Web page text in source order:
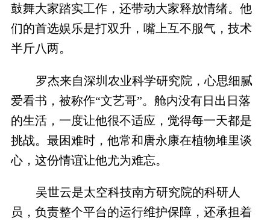
鼓舞大家踏实工作，还带动大家释放情绪。他
们的首选娱乐是打双升，嘴上互不服气，技术
半斤八两。
罗杰来自深圳农业科学研究院，心思细腻
爱看书，被称作“文艺哥”。舱内没有日出日落
的生活，一度让他很不适应，觉得每一天都是
挑战。最困难时，他常和唐永康在植物堆里谈
心，这份情谊让他尤为难忘。
吴世云是太空科技南方研究院的科研人
员，负责整个平台的运行维护保障，还承担着